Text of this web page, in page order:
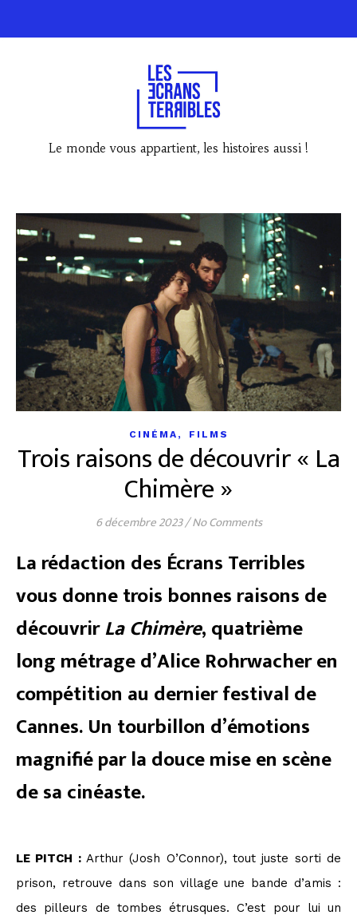
Le monde vous appartient, les histoires aussi !
CINÉMA , FILMS
Trois raisons de découvrir « La
Chimère »
6 décembre 2023/No Comments
La rédaction des Écrans Terribles
vous donne trois bonnes raisons de
découvrirLa Chimère, quatrième
long métrage d’Alice Rohrwacher en
compétition au dernier festival de
Cannes. Un tourbillon d’émotions
magnifié par la douce mise en scène
de sa cinéaste.
LE PITCH :Arthur (Josh O’Connor), tout juste sorti de
prison, retrouve dans son village une bande d’amis :
des pilleurs de tombes étrusques. C’est pour lui un